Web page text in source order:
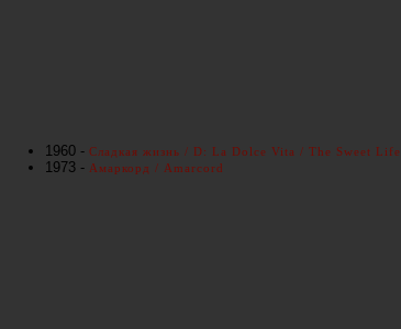
1960 - Сладкая жизнь / D: La Dolce Vita / The Sweet Life
1973 - Амаркорд / Amarcord